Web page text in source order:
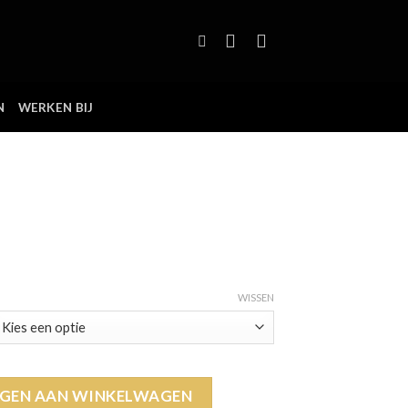
WERKEN BIJ
WISSEN
AAN WINKELWAGEN